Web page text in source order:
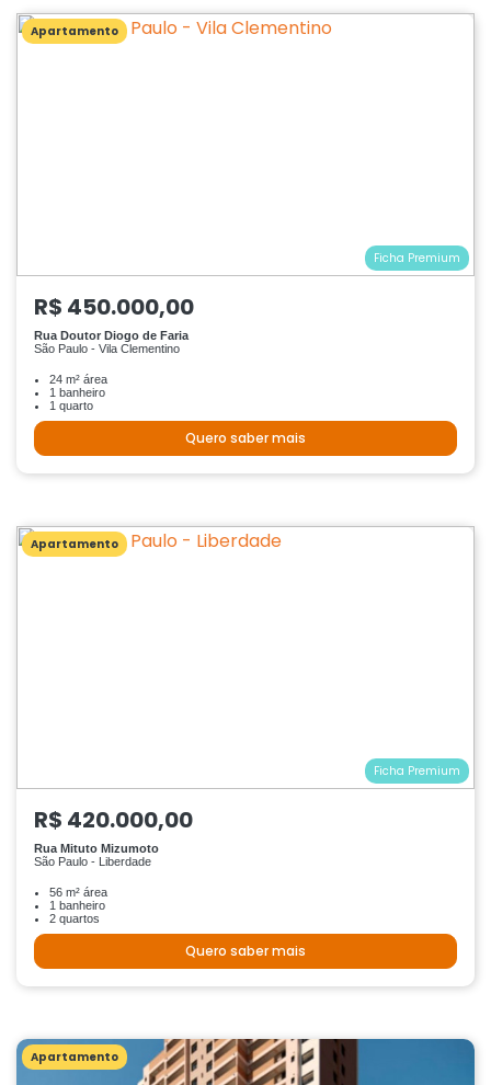
Apartamento
Ficha Premium
R$ 450.000,00
Rua Doutor Diogo de Faria
São Paulo - Vila Clementino
24 m² área
1 banheiro
1 quarto
Quero saber mais
Apartamento
Ficha Premium
R$ 420.000,00
Rua Mituto Mizumoto
São Paulo - Liberdade
56 m² área
1 banheiro
2 quartos
Quero saber mais
Apartamento